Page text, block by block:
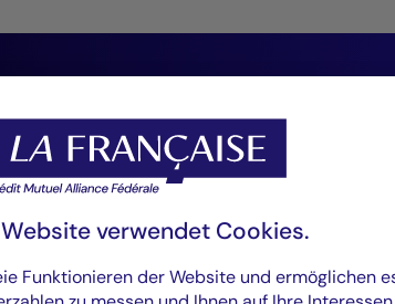
Kriterien
verwendet Cookies.
Funktionieren der Website und ermöglichen